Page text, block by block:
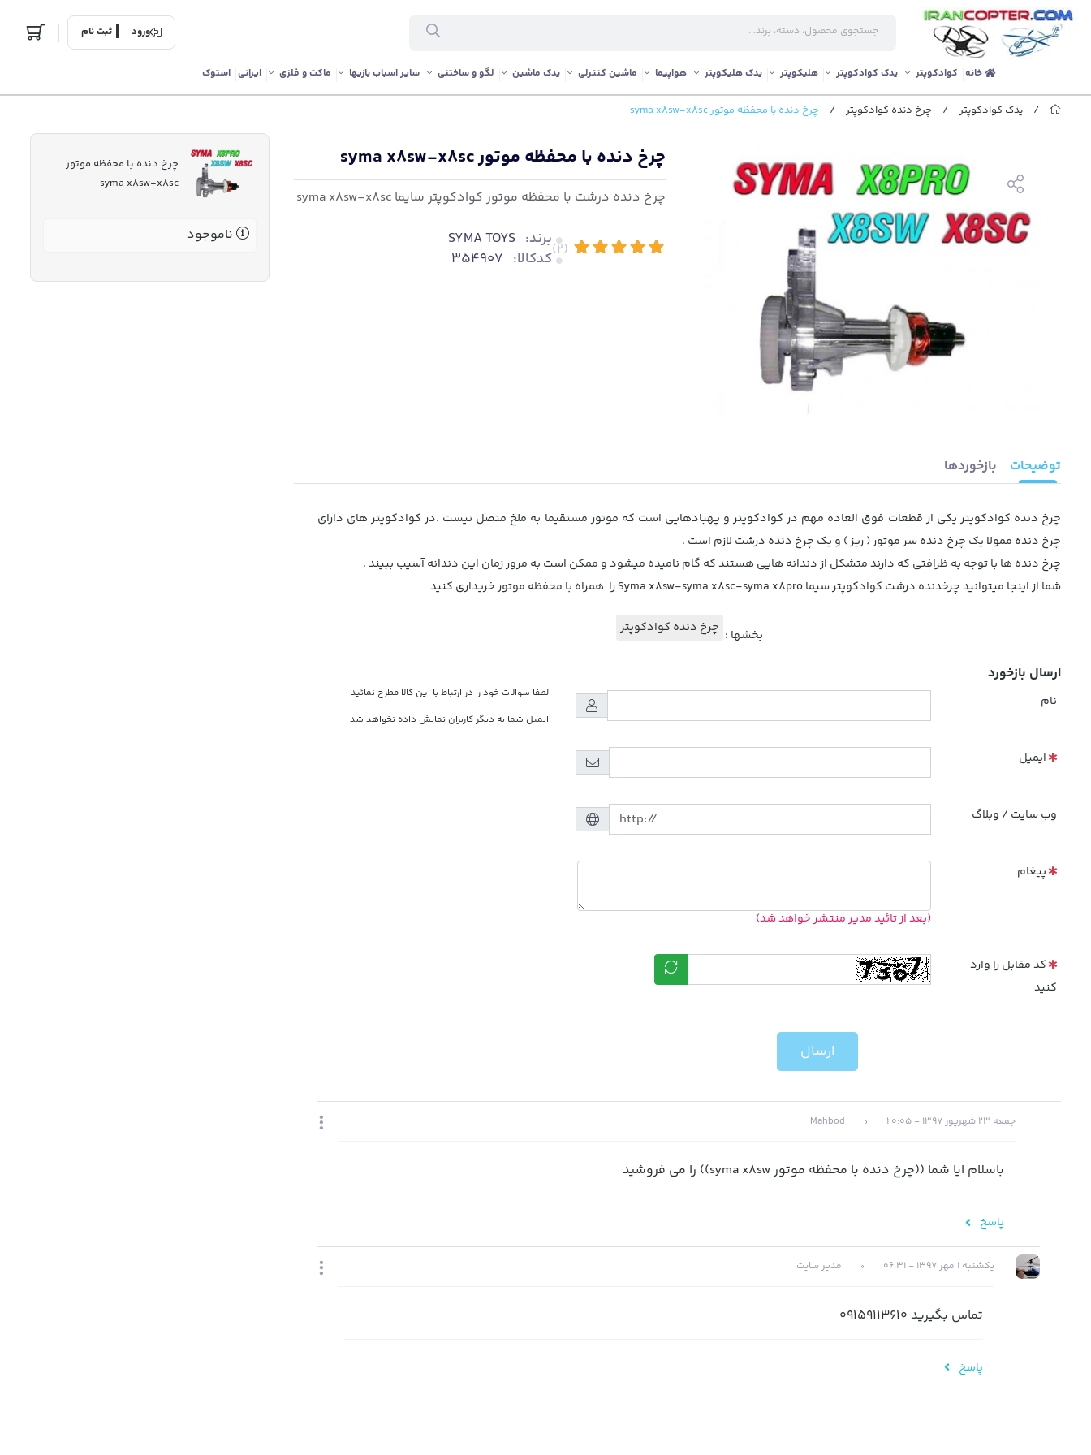
ورود ثبت نام
خانه کوادکوپتر یدک کوادکوپتر هلیکوپتر یدک هلیکوپتر هواپیما ماشین کنترلی یدک ماشین لگو و ساختنی سایر اسباب بازیها ماکت و فلزی ایرانی استوک
/ یدک کوادکوپتر / چرخ دنده کوادکوپتر / چرخ دنده با محفظه موتور syma x8sw-x8sc
چرخ دنده با محفظه موتور syma x8sw-x8sc
چرخ دنده درشت با محفظه موتور کوادکوپتر سایما syma x8sw-x8sc
(2)
برند: SYMA TOYS
کدکالا: 354907
توضیحات بازخوردها
چرخ دنده کوادکوپتر یکی از قطعات فوق العاده مهم در کوادکوپتر و پهبادهایی است که موتور مستقیما به ملخ متصل نیست .در کوادکوپتر های دارای
چرخ دنده ممولا یک چرخ دنده سر موتور ( ریز ) و یک چرخ دنده درشت لازم است .
چرخ دنده ها با توجه به ظرافتی که دارند متشکل از دندانه هایی هستند که گام نامیده میشود و ممکن است به مرور زمان این دندانه آسیب ببیند .
شما از اینجا میتوانید چرخدنده درشت کوادکوپتر سیما Syma x8sw-syma x8sc-syma x8pro را همراه با محفظه موتور خریداری کنید
بخشها : چرخ دنده کوادکوپتر
ارسال بازخورد
نام
ایمیل
وب سایت / وبلاگ
پیغام
(بعد از تائید مدیر منتشر خواهد شد)
کد مقابل را وارد
کنید
ارسال
لطفا سوالات خود را در ارتباط با این کالا مطرح نمائید
ایمیل شما به دیگر کاربران نمایش داده نخواهد شد
جمعه 23 شهریور 1397 - 20:05 Mahbod
باسلام ایا شما ((چرخ دنده با محفظه موتور syma x8sw)) را می فروشید
پاسخ
یکشنبه 1 مهر 1397 - 06:31 مدیر سایت
تماس بگیرید 09159113610
پاسخ
چرخ دنده با محفظه موتور
syma x8sw-x8sc
ناموجود